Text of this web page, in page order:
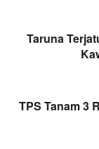
Taruna
TPS Tanam 3